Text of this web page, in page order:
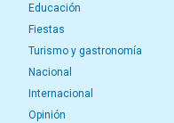
Educación
Fiestas
Turismo y gastronomía
Nacional
Internacional
Opinión